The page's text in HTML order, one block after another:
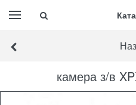
камера з/в